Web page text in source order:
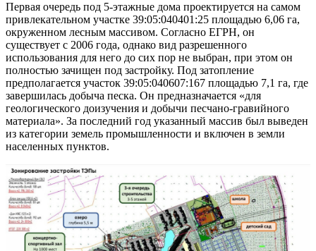
Первая очередь под 5-этажные дома проектируется на самом
привлекательном участке 39:05:040401:25 площадью 6,06 га,
окруженном лесным массивом. Согласно ЕГРН, он
существует с 2006 года, однако вид разрешенного
использования для него до сих пор не выбран, при этом он
полностью зачищен под застройку. Под затопление
предполагается участок 39:05:040607:167 площадью 7,1 га, где
завершилась добыча песка. Он предназначается «для
геологического доизучения и добычи песчано-гравийного
материала». За последний год указанный массив был выведен
из категории земель промышленности и включен в земли
населенных пунктов.